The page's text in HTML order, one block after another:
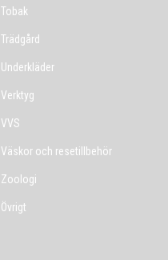
Tobak
Trädgård
Underkläder
Verktyg
VVS
Väskor och resetillbehör
Zoologi
Övrigt